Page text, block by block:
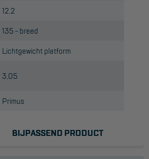
12,2
135 - breed
Lichtgewicht platform
3,05
Primus
BIJPASSEND PRODUCT